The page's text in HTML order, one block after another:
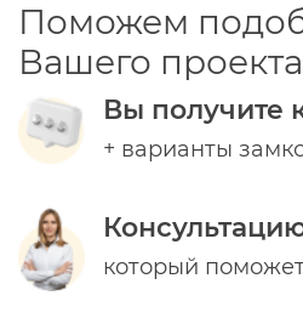
Поможем
Вашего проекта
Вы получите
+ варианты
который